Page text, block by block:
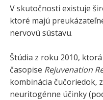
V skutočnosti existuje
ktoré majú
nervovú sústavu.
Štúdia z roku 2010,
časopise Rejuvenation
kombinácia čučoriedok,
neuritogénne účinky